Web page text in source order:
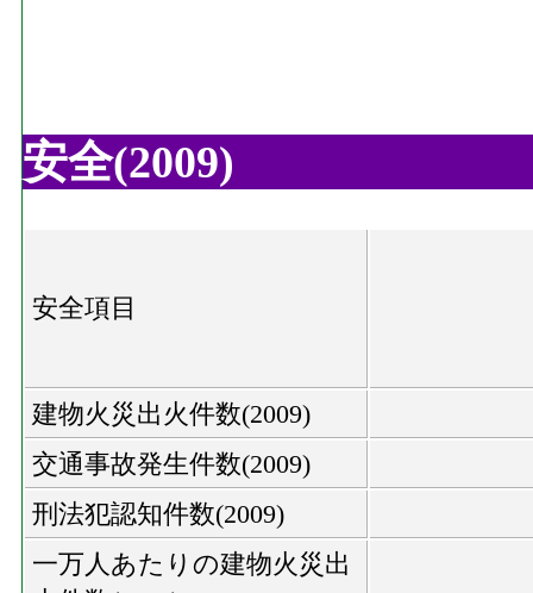
安全(2009)
安全項目
建物火災出火件数(2009)
交通事故発生件数(2009)
刑法犯認知件数(2009)
一万人あたりの建物火災出